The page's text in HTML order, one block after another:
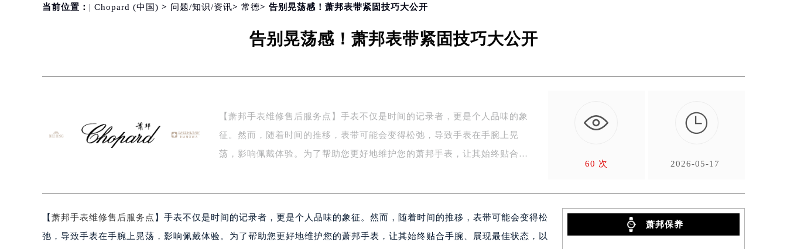
当前位置： | Chopard (中国) > 问题/知识/资讯> 常德> 告别晃荡感！萧邦表带紧固技巧大公开
告别晃荡感！萧邦表带紧固技巧大公开
【萧邦手表维修售后服务点】手表不仅是时间的记录者，更是个人品味的象
征。然而，随着时间的推移，表带可能会变得松弛，导致手表在手腕上晃
荡，影响佩戴体验。为了帮助您更好地维护您的萧邦手表，让其始终贴合手
60 次

2026-05-17
【萧邦手表维修售后服务点 】手表不仅是时间的记录者，更是个人品味的象征。然而，随着时间的推移，表带可能会变得松
弛，导致手表在手腕上晃荡，影响佩戴体验。为了帮助您更好地维护您的萧邦手表，让其始终贴合手腕、展现最佳状态，以
萧邦保养